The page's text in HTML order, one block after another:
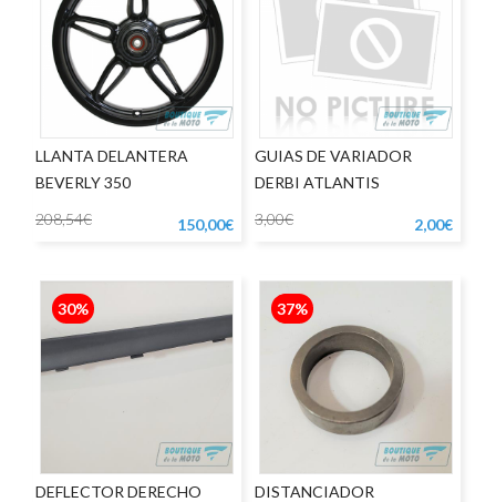
LLANTA DELANTERA
BEVERLY 350
208,54€
150,00€
GUIAS DE VARIADOR
DERBI ATLANTIS
3,00€
2,00€
30%
DEFLECTOR DERECHO
37%
DISTANCIADOR